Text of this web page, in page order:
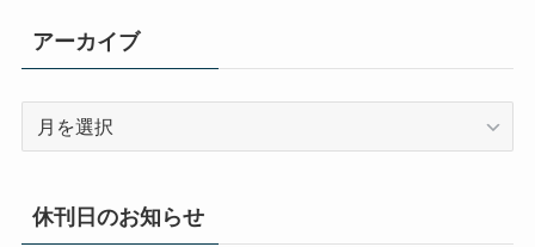
アーカイブ
イ
ブ
休刊日のお知らせ